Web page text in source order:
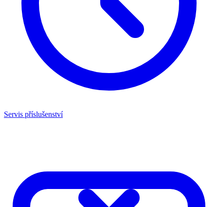
Servis příslušenství